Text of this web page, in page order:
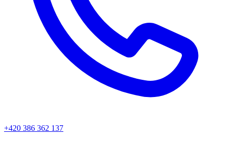
+420 386 362 137